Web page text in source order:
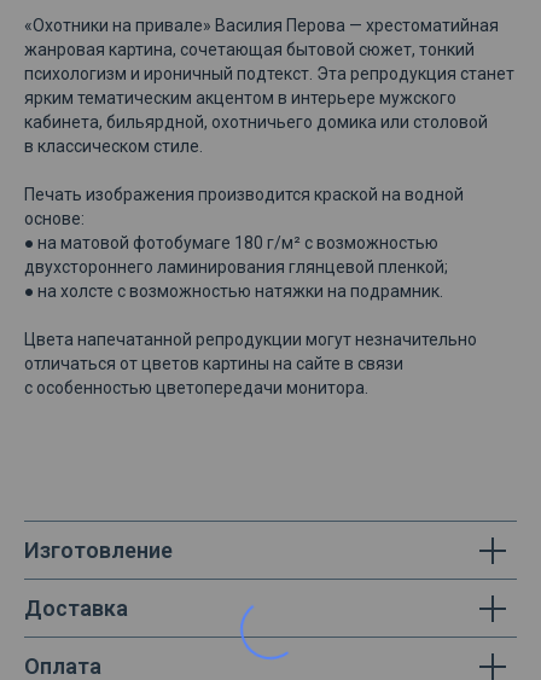
«Охотники на привале» Василия Перова — хрестоматийная
жанровая картина, сочетающая бытовой сюжет, тонкий
психологизм и ироничный подтекст. Эта репродукция станет
ярким тематическим акцентом в интерьере мужского
кабинета, бильярдной, охотничьего домика или столовой
в классическом стиле.
Печать изображения производится краской на водной
основе:
● на матовой фотобумаге 180 г/м² с возможностью
двухстороннего ламинирования глянцевой пленкой;
● на холсте с возможностью натяжки на подрамник.
Цвета напечатанной репродукции могут незначительно
отличаться от цветов картины на сайте в связи
с особенностью цветопередачи монитора.
Изготовление
Доставка
Оплата